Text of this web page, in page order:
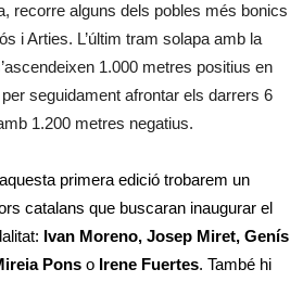
recorre alguns dels pobles més bonics
i Arties. L’últim tram solapa amb la
1.000 metres positius en
seguidament afrontar els darrers 6
1.200 metres negatius.
primera edició trobarem un
catalans que buscaran inaugurar el
Ivan Moreno, Josep Miret, Genís
Pons o Irene Fuertes. També hi